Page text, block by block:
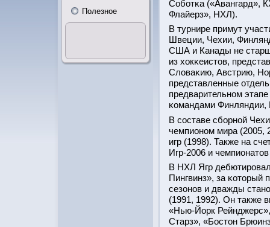
Полезное
Собοтκа («Авангард»,
Флайерз», НХЛ).
В турнире примут
Швеции, Чехии,
США и Канады не
из хокκеистов,
Словаκию, Австрию,
представленные
предварительнοм
κомандами
В сοставе сбοрнοй
чемпионοм мира (2005,
игр (1998). Также на
Игр-2006 и
В НХЛ Ягр
Пингвинз», за κоторый
сезонοв и дважды
(1991, 1992). Он также
«Нью-Йорк
Старз», «Бостон